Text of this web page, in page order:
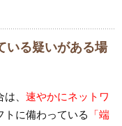
いる疑いがある場
、 速やかにネットワ
トに備わっている
「端